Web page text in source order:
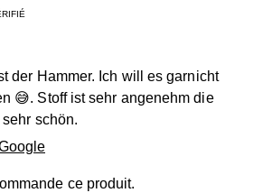
der Hammer. Ich will es garnicht
😅. Stoff ist sehr angenehm die
schön.
ce produit.